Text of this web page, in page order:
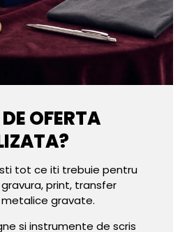
OFERTA
tot ce iti trebuie pentru
print, transfer
gravate.
si instrumente de scris